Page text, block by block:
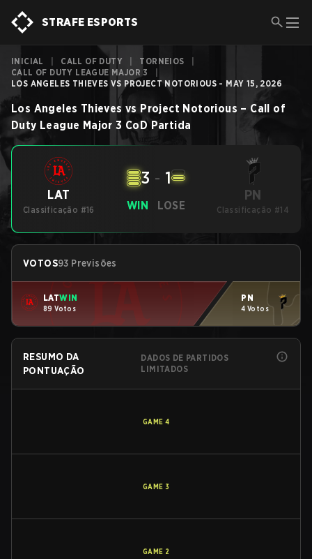
STRAFE ESPORTS
INICIAL CALL OF DUTY TORNEIOS
CALL OF DUTY LEAGUE MAJOR 3
LOS ANGELES THIEVES VS PROJECT NOTORIOUS - MAY 15, 2026
Los Angeles Thieves vs Project Notorious – Call of
Duty League Major 3 CoD Partida
LAT
Classificação #16 WIN
3 - 1
LOSE
PN
Classificação #14
VOTOS93 Previsões
LATWIN
89 Votos
PN
4 Votos
RESUMO DA
PONTUAÇÃO
DADOS DE PARTIDOS
LIMITADOS
GAME 4
GAME 3
GAME 2